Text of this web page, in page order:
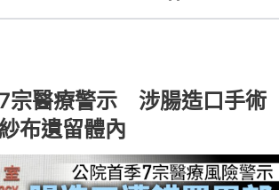
宗醫療警示 涉腸造口手術
布遺留體內